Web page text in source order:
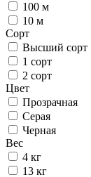
100 м
10 м
Сорт
Высший сорт
1 сорт
2 сорт
Цвет
Прозрачная
Серая
Черная
Вес
4 кг
13 кг